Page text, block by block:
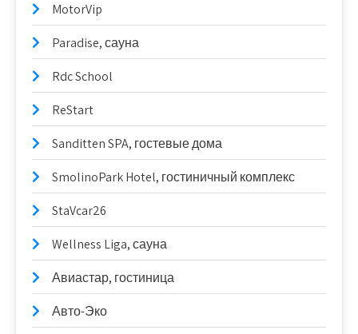
MotorVip
Paradise, сауна
Rdc School
ReStart
Sanditten SPA, гостевые дома
SmolinoPark Hotel, гостиничный комплекс
StaVcar26
Wellness Liga, сауна
Авиастар, гостиница
Авто-Эко